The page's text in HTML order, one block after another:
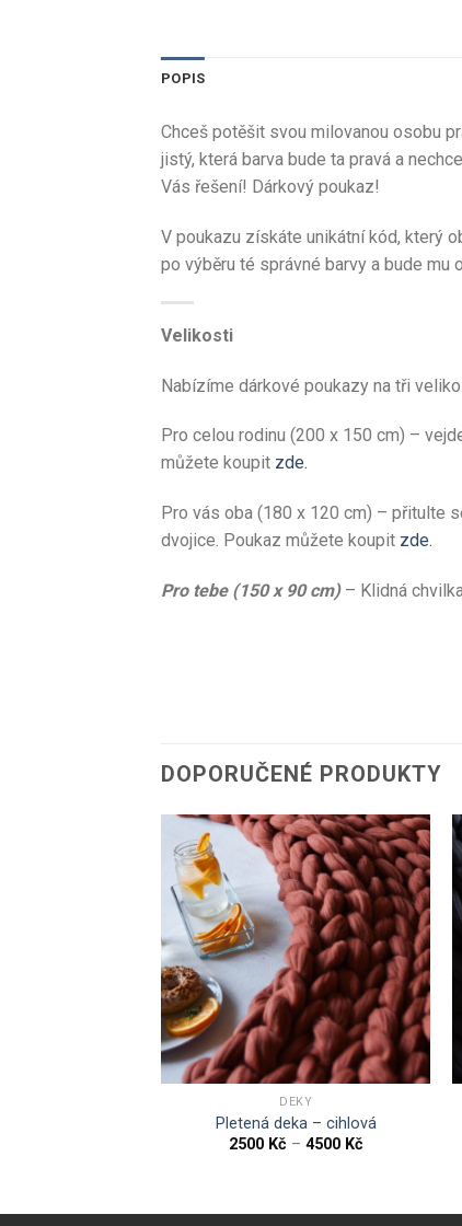
POPIS
Chceš potěšit svou milovanou osobu
jistý, která barva bude ta pravá a
Vás řešení! Dárkový poukaz!
V poukazu získáte unikátní kód, který
po výběru té správné barvy a bude mu
Velikosti
Nabízíme dárkové poukazy na tři
Pro celou rodinu (200 x 150 cm) –
můžete koupit zde.
Pro vás oba (180 x 120 cm) – přitulte
dvojice. Poukaz můžete koupit zde.
Pro tebe (150 x 90 cm)– Klidná
DOPORUČENÉ PRODUKTY
DEKY
Pletená deka – cihlová
2500 Kč – 4500 Kč